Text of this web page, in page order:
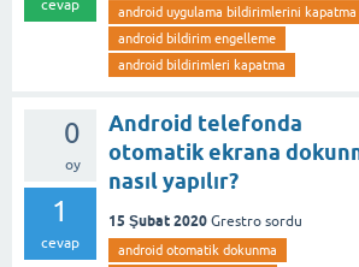
cevap
android uygulama bildirimlerini kapatma
android bildirim engelleme
android bildirimleri kapatma
0
oy
1
cevap
Android telefonda
otomatik ekrana
nasıl yapılır?
15 Şubat 2020 Grestro sordu
android otomatik dokunma